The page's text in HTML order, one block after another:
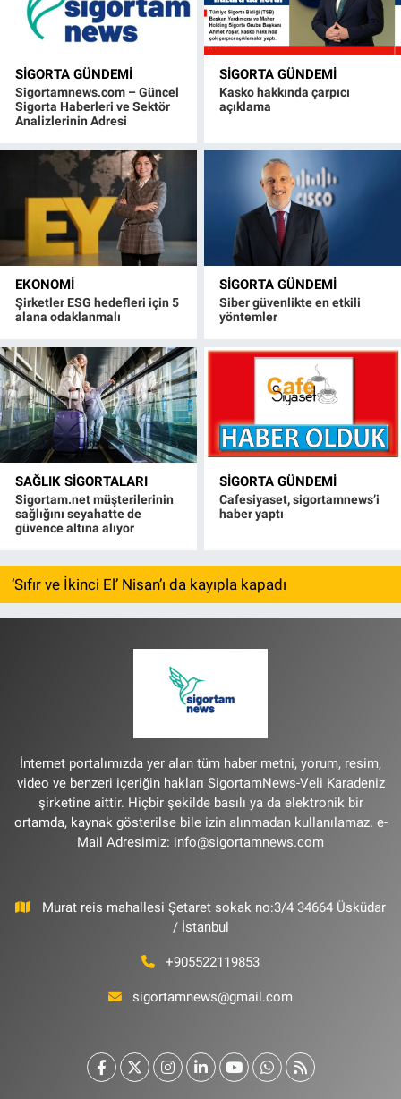
SIGORTA GÜNDEMI
Sigortamnews.com – Güncel
Sigorta Haberleri ve Sektör
Analizlerinin Adresi
SIGORTA GÜNDEMI
Kasko hakkında çarpıcı
açıklama
EKONOMI
Şirketler ESG hedefleri için 5
alana odaklanmalı
SIGORTA GÜNDEMI
Siber güvenlikte en etkili
yöntemler
SAĞLIK SIGORTALARI
Sigortam.net müşterilerinin
sağlığını seyahatte de
güvence altına alıyor
SIGORTA GÜNDEMI
Cafesiyaset, sigortamnews’i
haber yaptı
‘Sıfır ve İkinci El’ Nisan’ı da kayıpla kapadı
İnternet portalımızda yer alan tüm haber metni, yorum, resim,
video ve benzeri içeriğin hakları SigortamNews-Veli Karadeniz
şirketine aittir. Hiçbir şekilde basılı ya da elektronik bir
ortamda, kaynak gösterilse bile izin alınmadan kullanılamaz. e-
Mail Adresimiz: info@sigortamnews.com
Murat reis mahallesi Şetaret sokak no:3/4 34664 Üsküdar
/ İstanbul
+905522119853
sigortamnews@gmail.com